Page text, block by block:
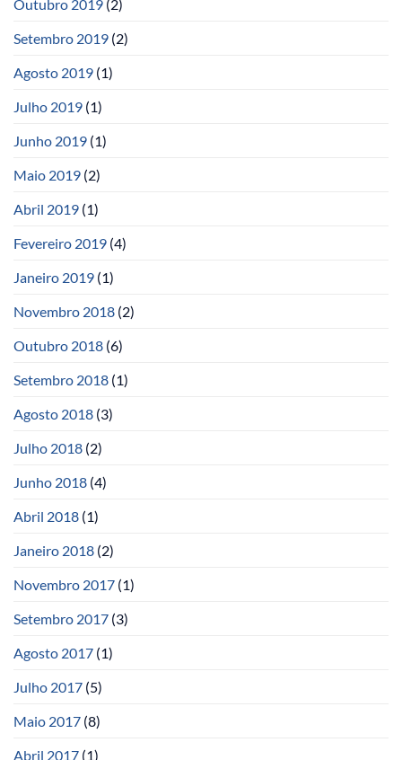
Outubro 2019 (2)
Setembro 2019 (2)
Agosto 2019 (1)
Julho 2019 (1)
Junho 2019 (1)
Maio 2019 (2)
Abril 2019 (1)
Fevereiro 2019 (4)
Janeiro 2019 (1)
Novembro 2018 (2)
Outubro 2018 (6)
Setembro 2018 (1)
Agosto 2018 (3)
Julho 2018 (2)
Junho 2018 (4)
Abril 2018 (1)
Janeiro 2018 (2)
Novembro 2017 (1)
Setembro 2017 (3)
Agosto 2017 (1)
Julho 2017 (5)
Maio 2017 (8)
Abril 2017 (1)